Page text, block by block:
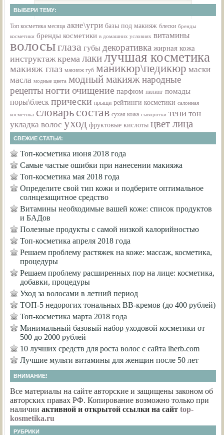
ВЫБЕРИ ТЕМУ:
Топ косметика месяца акне\угри базы под макияж блески бренды
косметики бренды косметики в домашних условиях витамины
волосыглаза губы декоративка жирная кожа
инструктаж крема лакилучшая косметика
макияж глаз макияж губ маникюр\педикюр маски
масла модные цвета модный макияж народные
рецепты ногти очищение парфюм пилинг помады
поры\блеск прически прыщи рейтинги косметики салонная
косметика словарьсостав сухая кожа сыворотки тени тон
укладка волос уход фруктовые кислоты цвет лица
СВЕЖИЕ СТАТЬИ:
Топ-косметика июня 2018 года
Самые частые ошибки при нанесении макияжа
Топ-косметика мая 2018 года
Определите свой тип кожи и подберите оптимальное
солнцезащитное средство
Витамины необходимые вашей коже: список продуктов
и БАДов
Полезные продукты с самой низкой калорийностью
Топ-косметика апреля 2018 года
Решаем проблему растяжек на коже: массаж, косметика,
процедуры
Решаем проблему расширенных пор на лице: косметика,
добавки, процедуры
Уход за волосами в летний период
ТОП-5 недорогих тональных ВВ-кремов (до 400 рублей)
Топ-косметика марта 2018 года
Минимальный базовый набор уходовой косметики от
500 до 2000 рублей
10 лучших средств для роста волос с сайта iherb.com
Лучшие мульти витамины для женщин после 50 лет
ВНИМАНИЕ!
Все материалы на сайте авторские и защищены законом об
авторских правах РФ. Копирование возможно только при
наличии активной и открытой ссылки на сайт top-
kosmetika.ru
РУБРИКИ